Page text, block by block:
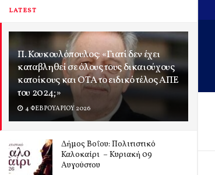
LATEST
Π. Κουκουλόπουλος: «Γιατί δεν έχει
καταβληθεί σε όλους τους δικαιούχους
κατοίκους και ΟΤΑ το ειδικό τέλος ΑΠΕ
του 2024;»
4 ΦΕΒΡΟΥΑΡΊΟΥ 2026
Δήμος Βοΐου: Πολιτιστικό
Καλοκαίρι – Κυριακή 09
Αυγούστου